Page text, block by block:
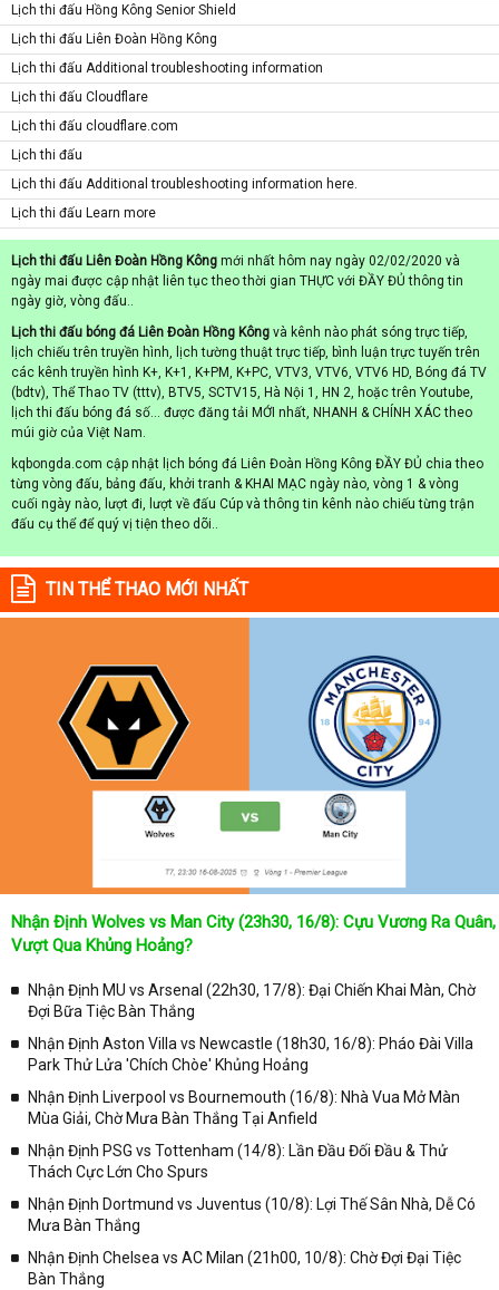
Lịch thi đấu Hồng Kông Senior Shield
Lịch thi đấu Liên Đoàn Hồng Kông
Lịch thi đấu Additional troubleshooting information
Lịch thi đấu Cloudflare
Lịch thi đấu cloudflare.com
Lịch thi đấu
Lịch thi đấu Additional troubleshooting information here.
Lịch thi đấu Learn more
Lịch thi đấu Liên Đoàn Hồng Kông mới nhất hôm nay ngày 02/02/2020 và
ngày mai được cập nhật liên tục theo thời gian THỰC với ĐẦY ĐỦ thông tin
ngày giờ, vòng đấu..
Lịch thi đấu bóng đá Liên Đoàn Hồng Kông và kênh nào phát sóng trực tiếp,
lịch chiếu trên truyền hình, lịch tường thuật trực tiếp, bình luận trực tuyến trên
các kênh truyền hình K+, K+1, K+PM, K+PC, VTV3, VTV6, VTV6 HD, Bóng đá TV
(bdtv), Thể Thao TV (tttv), BTV5, SCTV15, Hà Nội 1, HN 2, hoặc trên Youtube,
lịch thi đấu bóng đá số... được đăng tải MỚI nhất, NHANH & CHÍNH XÁC theo
múi giờ của Việt Nam.
kqbongda.com cập nhật lịch bóng đá Liên Đoàn Hồng Kông ĐẦY ĐỦ chia theo
từng vòng đấu, bảng đấu, khởi tranh & KHAI MẠC ngày nào, vòng 1 & vòng
cuối ngày nào, lượt đi, lượt về đấu Cúp và thông tin kênh nào chiếu từng trận
đấu cụ thể để quý vị tiện theo dõi..
TIN THỂ THAO MỚI NHẤT
Nhận Định Wolves vs Man City (23h30, 16/8): Cựu Vương Ra Quân,
Vượt Qua Khủng Hoảng?
Nhận Định MU vs Arsenal (22h30, 17/8): Đại Chiến Khai Màn, Chờ
Đợi Bữa Tiệc Bàn Thắng
Nhận Định Aston Villa vs Newcastle (18h30, 16/8): Pháo Đài Villa
Park Thử Lửa 'Chích Chòe' Khủng Hoảng
Nhận Định Liverpool vs Bournemouth (16/8): Nhà Vua Mở Màn
Mùa Giải, Chờ Mưa Bàn Thắng Tại Anfield
Nhận Định PSG vs Tottenham (14/8): Lần Đầu Đối Đầu & Thử
Thách Cực Lớn Cho Spurs
Nhận Định Dortmund vs Juventus (10/8): Lợi Thế Sân Nhà, Dễ Có
Mưa Bàn Thắng
Nhận Định Chelsea vs AC Milan (21h00, 10/8): Chờ Đợi Đại Tiệc
Bàn Thắng